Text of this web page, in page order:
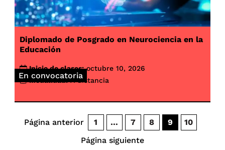
En convocatoria
Diplomado de Posgrado en Neurociencia en la
Educación
Inicio de clases: octubre 10, 2026
Modalidad: A distancia
Página anterior 1 … 7 8 9
10
Página siguiente